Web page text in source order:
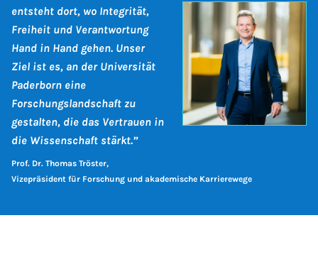
entsteht dort, wo Integrität,
Freiheit und Verantwortung
Hand in Hand gehen. Unser
Ziel ist es, an der Universität
Paderborn eine
Forschungslandschaft zu
gestalten, die das Vertrauen in
die Wissenschaft stärkt.”
Prof. Dr. Thomas Tröster,
Vizepräsident für Forschung und akademische Karrierewege